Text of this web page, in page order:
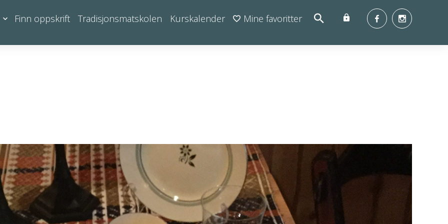
Finn oppskrift Tradisjonsmatskolen Kurskalender Mine favoritter